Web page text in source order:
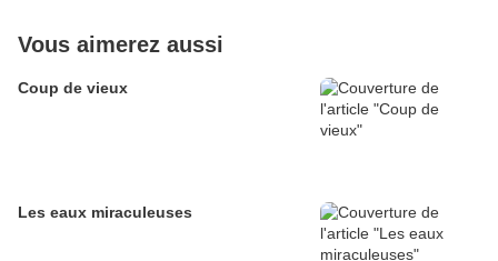
Vous aimerez aussi
Coup de vieux
Les eaux miraculeuses